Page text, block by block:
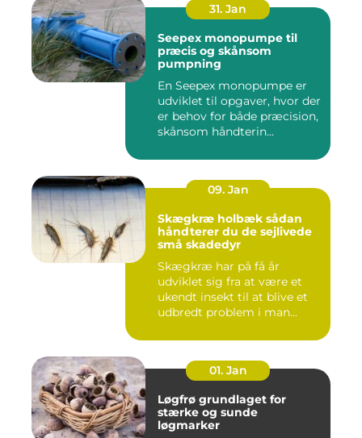
31. Jan
Seepex monopumpe til
præcis og skånsom
pumpning
En Seepex monopumpe er
udviklet til opgaver, hvor der
er behov for både præcision,
skånsom håndterin...
09. Jan
Skægkræ holbæk sådan
håndterer du de sejlivede
små skadedyr
Skægkræ har på få år
udviklet sig fra at være et
ukendt insekt til at blive et
udbredt problem i man...
01. Jan
Løgfrø grundlaget for
stærke og sunde
løgmarker